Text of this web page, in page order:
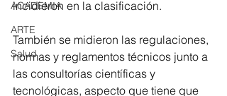
ACADEMIA
ARTE
Salud
incidieron en la clasificación.
También se midieron las regulaciones,
normas y reglamentos técnicos junto a
las consultorías científicas y
tecnológicas, aspecto que tiene que